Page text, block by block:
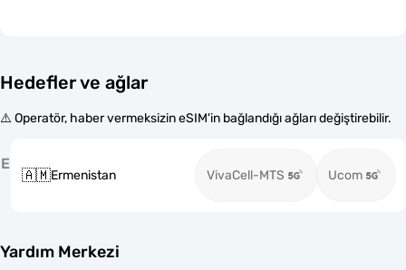
Hedefler ve ağlar
⚠️ Operatör, haber vermeksizin eSIM'in bağlandığı ağları değiştirebilir.
E
🇦🇲Ermenistan VivaCell-MTS Ucom
Yardım Merkezi